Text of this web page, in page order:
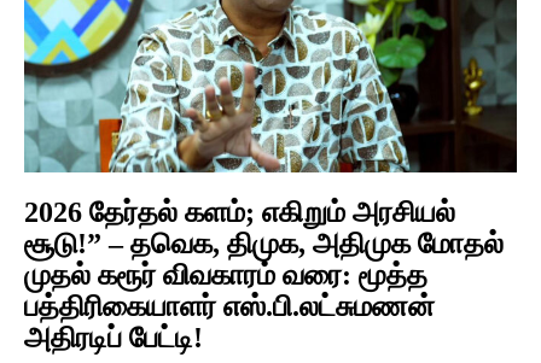
2026 தேர்தல் களம்; எகிறும் அரசியல்
சூடு!” – தவெக, திமுக, அதிமுக மோதல்
முதல் கரூர் விவகாரம் வரை: மூத்த
பத்திரிகையாளர் எஸ்.பி.லட்சுமணன்
அதிரடிப் பேட்டி!